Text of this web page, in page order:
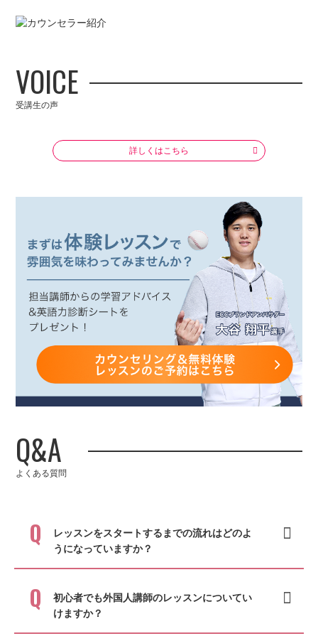
VOICE
受講生の声
詳しくはこちら
Q&A
よくある質問
レッスンをスタートするまでの流れはどのよ
うになっていますか？
初心者でも外国人講師のレッスンについてい
けますか？